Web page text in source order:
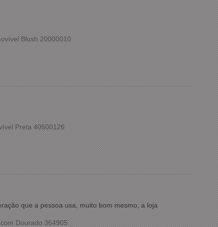
Blush 20000010
Preta 40500126
que a pessoa usa, muito bom mesmo, a loja
Dourado 364905